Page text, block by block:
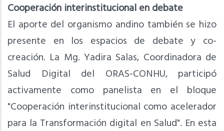
Cooperación interinstitucional en debate
El aporte del organismo andino también se hizo
presente en los espacios de debate y co-
creación. La Mg. Yadira Salas, Coordinadora de
Salud Digital del ORAS-CONHU, participó
activamente como panelista en el bloque
"Cooperación interinstitucional como acelerador
para la Transformación digital en Salud". En esta